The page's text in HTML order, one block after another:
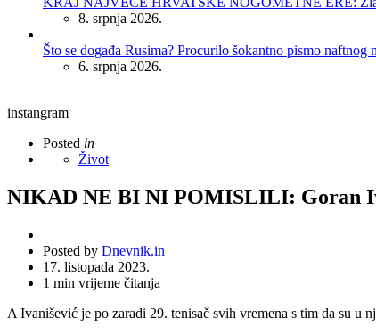
8. srpnja 2026.
Što se događa Rusima? Procurilo šokantno pismo naftnog
6. srpnja 2026.
instangram
Posted in
Život
NIKAD NE BI NI POMISLILI: Goran
Posted by Dnevnik.in
17. listopada 2023.
1 min vrijeme čitanja
A Ivanišević je po zaradi 29. tenisač svih vremena s tim da su u